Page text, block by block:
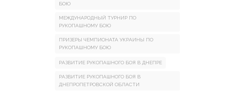
БОЮ
МЕЖДУНАРОДНЫЙ ТУРНИР ПО
РУКОПАШНОМУ БОЮ
ПРИЗЕРЫ ЧЕМПИОНАТА УКРАИНЫ ПО
РУКОПАШНОМУ БОЮ
РАЗВИТИЕ РУКОПАШНОГО БОЯ В ДНЕПРЕ
РАЗВИТИЕ РУКОПАШНОГО БОЯ В
ДНЕПРОПЕТРОВСКОЙ ОБЛАСТИ